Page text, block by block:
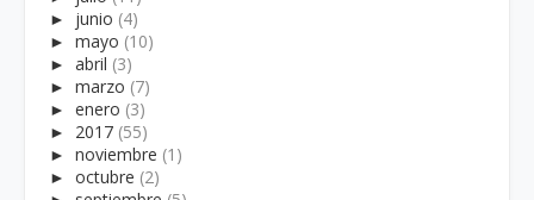
► junio (4)
► mayo (10)
► abril (3)
► marzo (7)
► enero (3)
► 2017 (55)
► noviembre (1)
► octubre (2)